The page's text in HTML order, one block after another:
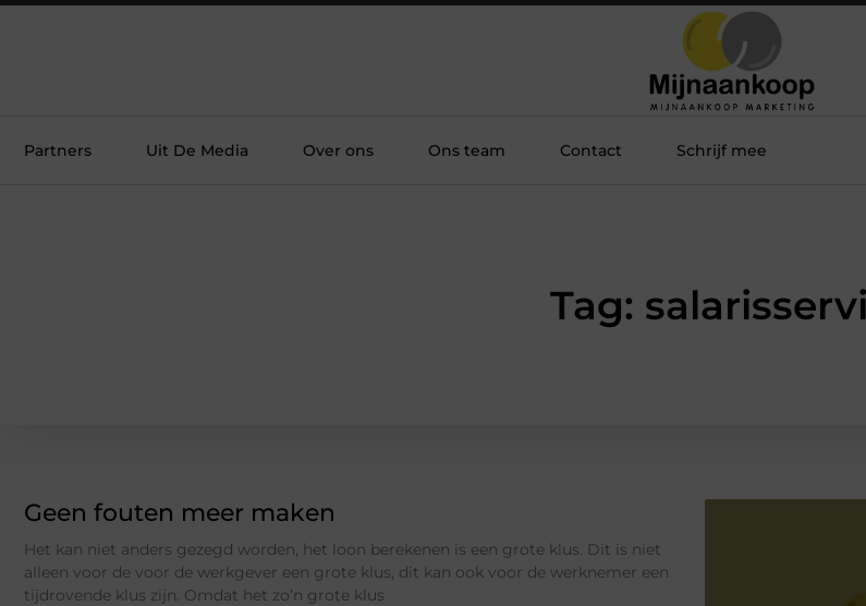
Partners Uit De Media Over ons Ons team Contact Schrijf mee
Tag:
Geen fouten meer maken
Het kan niet anders gezegd worden, het loon berekenen is een grote klus. Dit is niet
alleen voor de voor de werkgever een grote klus, dit kan ook voor de werknemer een
tijdrovende klus zijn. Omdat het zo’n grote klus